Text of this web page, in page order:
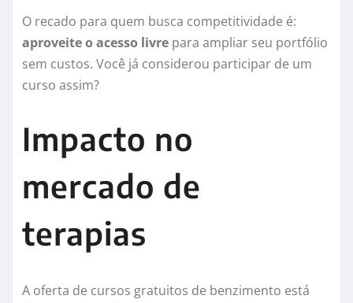
O recado para quem busca competitividade é:
aproveite o acesso livre para ampliar seu portfólio
sem custos. Você já considerou participar de um
curso assim?
Impacto no
mercado de
terapias
A oferta de cursos gratuitos de benzimento está